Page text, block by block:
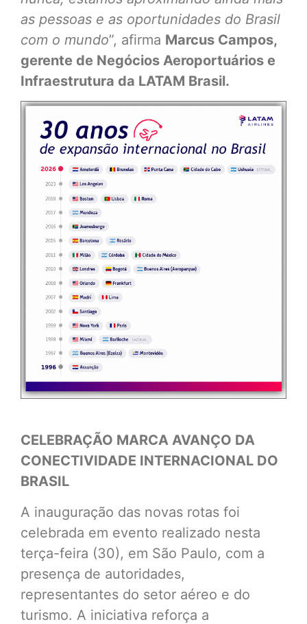
as pessoas e as oportunidades do Brasil
com o mundo”, afirma Marcus Campos,
gerente de Negócios Aeroportuários e
Infraestrutura da LATAM Brasil.
CELEBRAÇÃO MARCA AVANÇO DA
CONECTIVIDADE INTERNACIONAL DO
BRASIL
A inauguração das novas rotas foi
celebrada em evento realizado nesta
terça-feira (30), em São Paulo, com a
presença de autoridades,
representantes do setor aéreo e do
turismo. A iniciativa reforça a